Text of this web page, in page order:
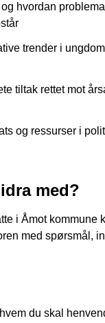
hvordan
trender i
tiltak rettet mot
og ressurser i
med?
i Åmot kommune
med spørsmål,
du skal